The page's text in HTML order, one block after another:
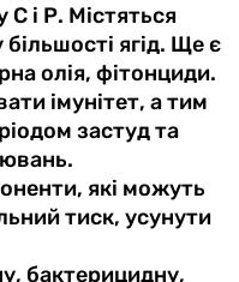
С і Р. Містяться
більшості ягід. Ще є
олія, фітонциди.
імунітет, а тим
застуд та
які можуть
тиск, усунути
бактерицидну,